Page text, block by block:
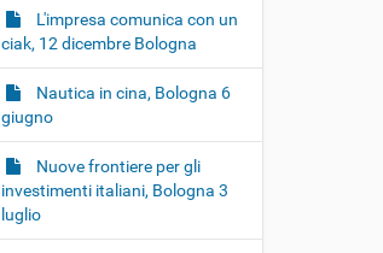
L'impresa comunica con un
ciak, 12 dicembre Bologna
Nautica in cina, Bologna 6
giugno
Nuove frontiere per gli
investimenti italiani, Bologna 3
luglio